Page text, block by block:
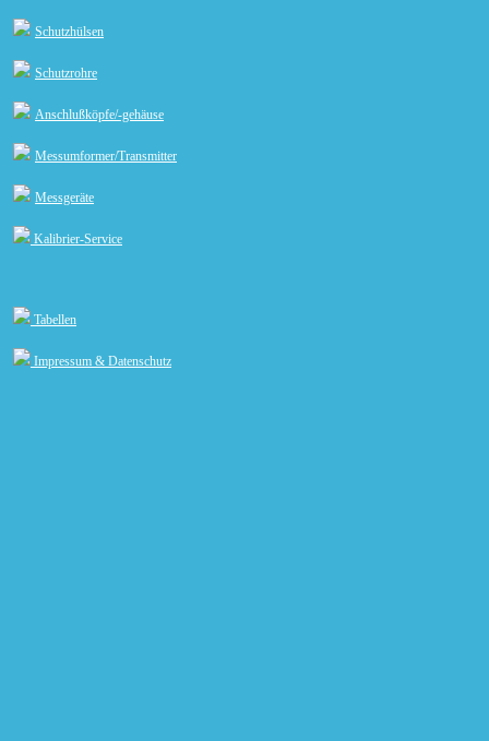
Schutzhülsen
Schutzrohre
Anschlußköpfe/-gehäuse
Messumformer/Transmitter
Messgeräte
Kalibrier-Service
Tabellen
Impressum & Datenschutz